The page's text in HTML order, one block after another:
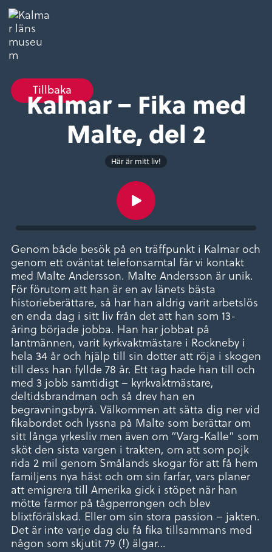
Tillbaka
Kalmar – Fika med
Malte, del 2
Här är mitt liv!
Genom både besök på en träffpunkt i Kalmar och
genom ett oväntat telefonsamtal får vi kontakt
med Malte Andersson. Malte Andersson är unik.
För förutom att han är en av länets bästa
historieberättare, så har han aldrig varit arbetslös
en enda dag i sitt liv från det att han som 13-
åring började jobba. Han har jobbat på
lantmännen, varit kyrkvaktmästare i Rockneby i
hela 34 år och hjälp till sin dotter att röja i skogen
till dess han fyllde 78 år. Ett tag hade han till och
med 3 jobb samtidigt – kyrkvaktmästare,
deltidsbrandman och så drev han en
begravningsbyrå. Välkommen att sätta dig ner vid
fikabordet och lyssna på Malte som berättar om
sitt långa yrkesliv men även om ”Varg-Kalle” som
sköt den sista vargen i trakten, om att som pojk
rida 2 mil genom Smålands skogar för att få hem
familjens nya häst och om sin farfar, vars planer
att emigrera till Amerika gick i stöpet när han
mötte farmor på tågperrongen och blev
blixtförälskad. Eller om sin stora passion – jakten.
Det är inte varje dag du få fika tillsammans med
någon som skjutit 79 (!) älgar…